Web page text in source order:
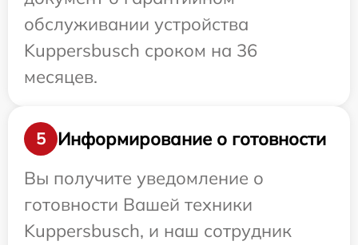
обслуживании устройства
Kuppersbusch сроком на 36
месяцев.
5
Информирование о готовности
Вы получите уведомление о
готовности Вашей техники
Kuppersbusch, и наш сотрудник